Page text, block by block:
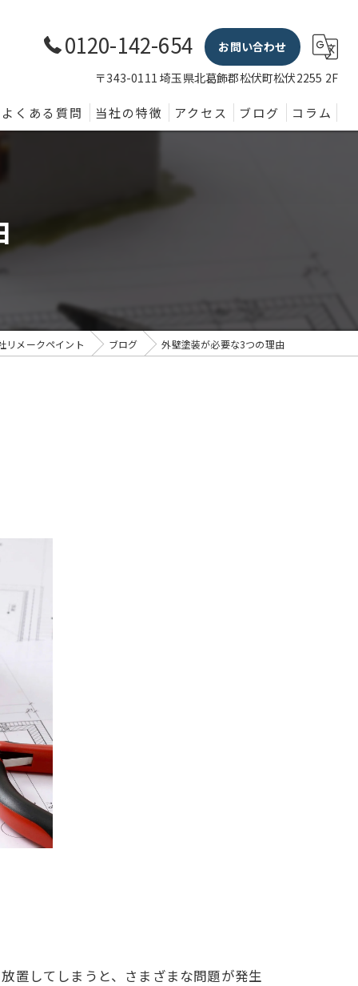
0120-142-654
お問い合わせ
〒343-0111 埼玉県北葛飾郡松伏町松伏2255 2F
よくある質問 当社の特徴
水回り
アクセス ブログ コラム
リメークペイント ブログ 外壁塗装が必要な3つの理由
置してしまうと、さまざまな問題が発生